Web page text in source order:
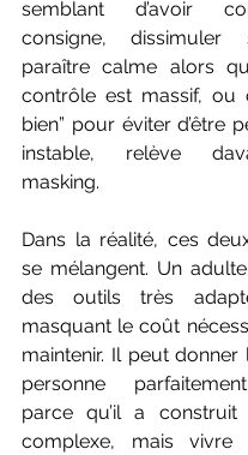
semblant d’avoir
consigne, dissimuler
paraître calme alors
contrôle est massif, ou
bien” pour éviter d’être
instable, relève
masking.
Dans la réalité, ces
se mélangent. Un
des outils très
masquant le coût
maintenir. Il peut donner
personne
parce qu’il a construit
complexe, mais vivre